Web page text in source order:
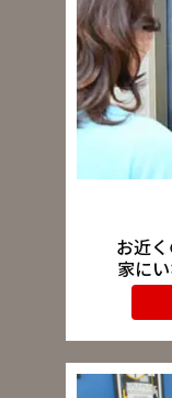
お近
家に